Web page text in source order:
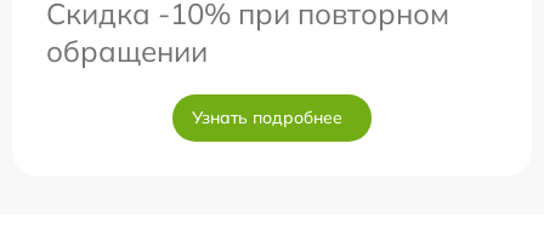
Скидка -10% при повторном
обращении
Узнать подробнее